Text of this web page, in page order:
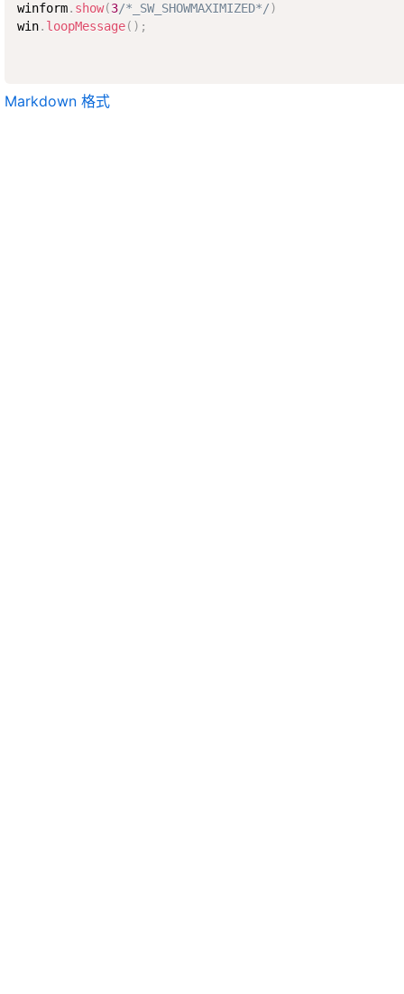
winform. show(3/*_SW_SHOWMAXIMIZED*/)
win. loopMessage( ) ;
Markdown 格式